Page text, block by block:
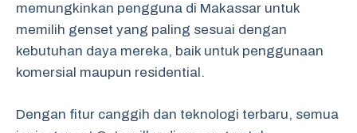
memungkinkan pengguna di Makassar untuk
memilih genset yang paling sesuai dengan
kebutuhan daya mereka, baik untuk penggunaan
komersial maupun residential.
Dengan fitur canggih dan teknologi terbaru, semua